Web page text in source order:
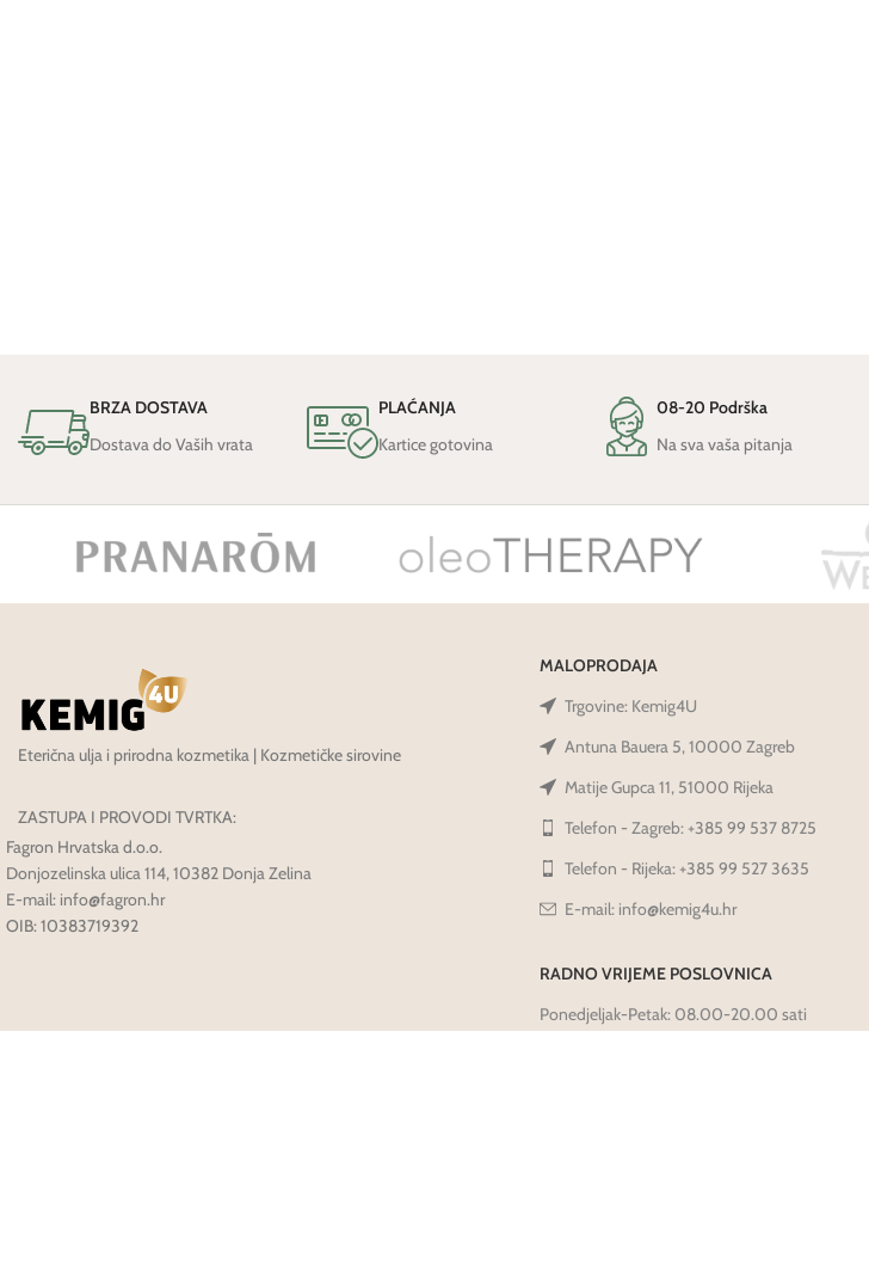
BRZA DOSTAVA
Dostava do Vaših vrata
PLAĆANJA
Kartice gotovina
08-20 Podrška
Na sva vaša pitanja
Eterična ulja i prirodna kozmetika | Kozmetičke sirovine
ZASTUPA I PROVODI TVRTKA:
Fagron Hrvatska d.o.o.
Donjozelinska ulica 114, 10382 Donja Zelina
E-mail: info@fagron.hr
OIB: 10383719392
MALOPRODAJA
Trgovine: Kemig4U
Antuna Bauera 5, 10000 Zagreb
Matije Gupca 11, 51000 Rijeka
Telefon - Zagreb: +385 99 537 8725
Telefon - Rijeka: +385 99 527 3635
E-mail: info@kemig4u.hr
RADNO VRIJEME POSLOVNICA
Ponedjeljak-Petak: 08.00-20.00 sati